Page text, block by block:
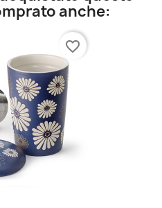
anche:
favorite_border